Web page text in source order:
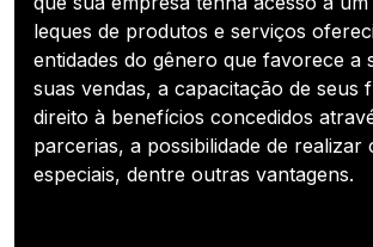
leques de produtos e serviços
entidades do gênero que favorece a
suas vendas, a capacitação de seus
direito à benefícios concedidos
parcerias, a possibilidade de realizar
especiais, dentre outras vantagens.